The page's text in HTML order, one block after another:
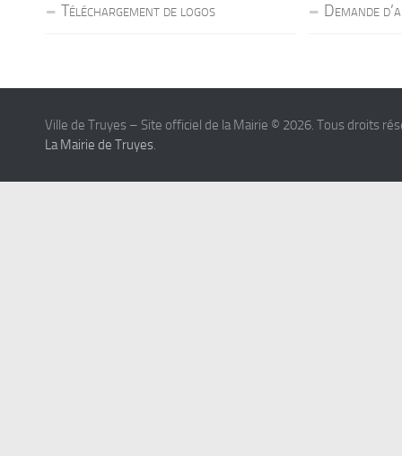
Téléchargement de logos
Demande
Ville de Truyes – Site officiel de la Mairie © 2026. Tous droits
La Mairie de Truyes.